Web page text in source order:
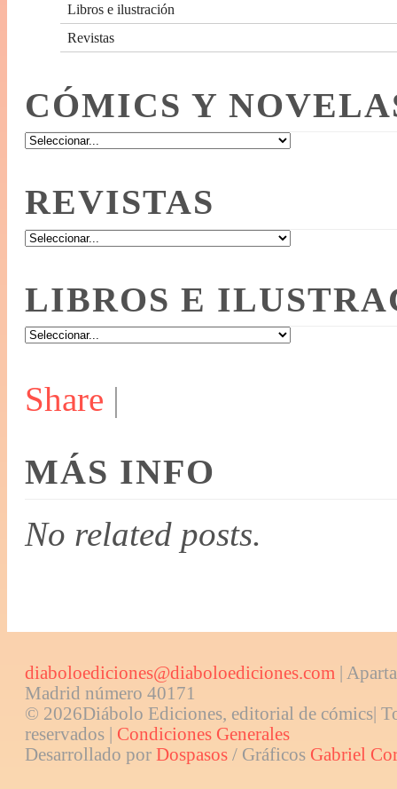
Libros e ilustración
Revistas
CÓMICS Y
REVISTAS
LIBROS E
Share |
MÁS INFO
No related posts.
diaboloediciones@diaboloediciones.com |
Madrid número 40171
© 2026Diábolo Ediciones, editorial de cómics|
reservados | Condiciones Generales
Desarrollado por Dospasos / Gráficos Gabriel